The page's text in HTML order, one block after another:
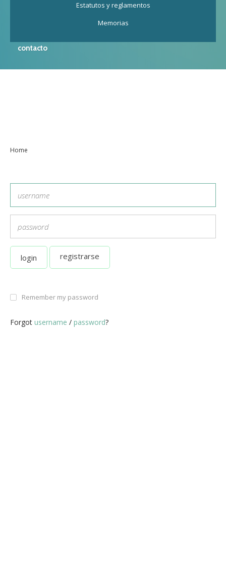
Estatutos y reglamentos
Memorias
contacto
Home
login registrarse
Remember my password
Forgot username / password?